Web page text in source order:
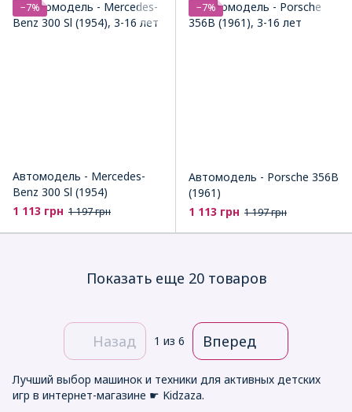
−7%
Автомодель - Mercedes-
Benz 300 Sl (1954)
1 113 грн 1 197 грн
−7%
Автомодель - Porsche 356B
(1961)
1 113 грн 1 197 грн
Показать еще 20 товаров
Назад 1 из 6 Вперед
Лучший выбор машинок и техники для активных детских
игр в интернет-магазине ☛ Kidzaza.